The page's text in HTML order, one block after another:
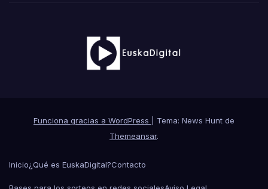
Funciona gracias a WordPress
Tema: News Hunt de
Themeansar.
Inicio¿Qué es EuskaDigital?Contacto